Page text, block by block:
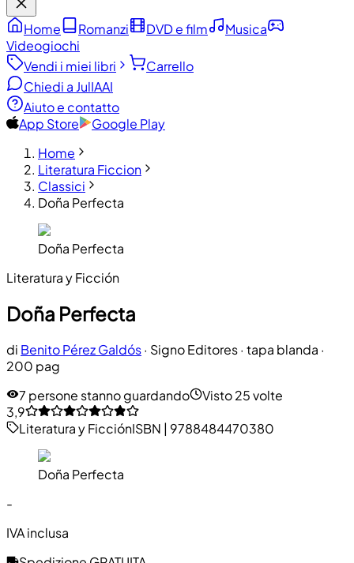
Home Romanzi DVD e film
Musica
Videogiochi
Vendi i miei libri
Carrello
Chiedi a JulIAAI
Aiuto e contatto
App Store
Google Play
Home
Literatura Ficcion
Classici
Doña Perfecta
Doña Perfecta
Literatura y Ficción
Doña Perfecta
di Benito Pérez Galdós· Signo Editores· tapa blanda ·
200 pag
7 persone stanno guardando
Visto 25 volte
3,9
Literatura y FicciónISBN | 9788484470380
Doña Perfecta
-
IVA inclusa